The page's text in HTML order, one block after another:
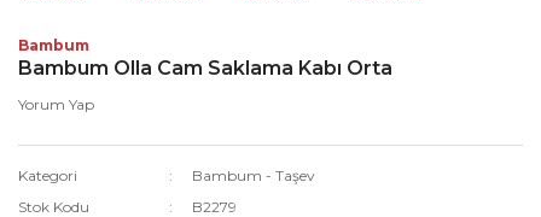
Bambum
Bambum Olla Cam Saklama Kabı Orta
Yorum Yap
Kategori
Bambum - Taşev
Stok Kodu
B2279